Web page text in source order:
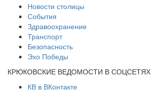
Новости столицы
События
Здравоохранение
Транспорт
Безопасность
Эхо Победы
КРЮКОВСКИЕ ВЕДОМОСТИ В СОЦСЕТЯХ
КВ в ВКонтакте